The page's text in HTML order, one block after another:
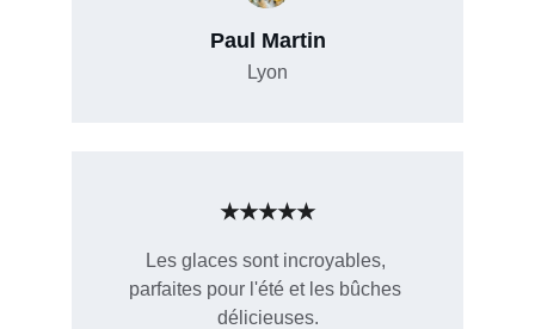
Les glaces sont incroyables,
parfaites pour l'été et les bûches
délicieuses.
Paul Martin
Lyon
★★★★★